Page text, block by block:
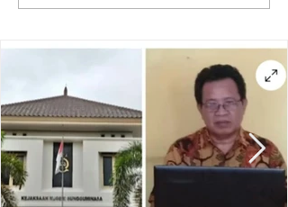
Dugaan Korupsi
Seragam Sekolah
Rp16 Milyar, Yang
Seret Diduga
Sepasang Kekasih